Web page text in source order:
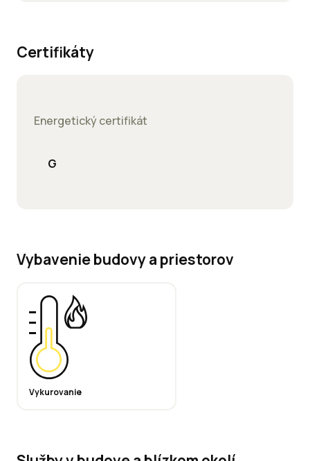
Certifikáty
Energetický certifikát
G
Vybavenie budovy a priestorov
Vykurovanie